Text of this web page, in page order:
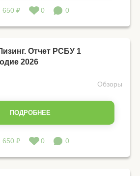
650 ₽ 0 0
Отчет РСБУ 1
2026
Обзоры
ПОДРОБНЕЕ
650 ₽ 0 0